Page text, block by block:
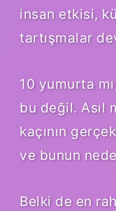
insan etkisi,
tartışmalar
10 yumurta
bu değil. Asıl
kaçının
ve bunun
Belki de en